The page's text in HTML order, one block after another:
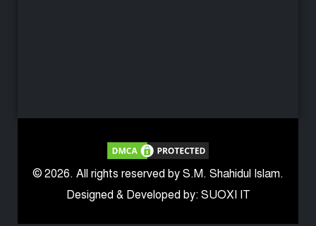
© 2026. All rights reserved by S.M. Shahidul Islam.
Designed & Developed by: SUOXI IT